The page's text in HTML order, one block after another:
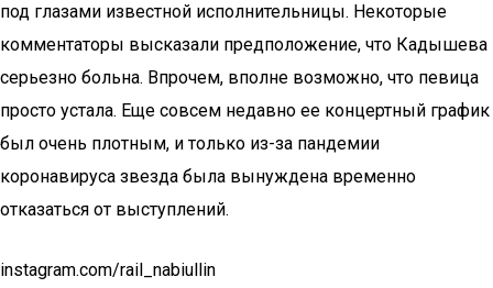
под глазами известной исполнительницы. Некоторые
комментаторы высказали предположение, что Кадышева
серьезно больна. Впрочем, вполне возможно, что певица
просто устала. Еще совсем недавно ее концертный график
был очень плотным, и только из-за пандемии
коронавируса звезда была вынуждена временно
отказаться от выступлений.
instagram.com/rail_nabiullin